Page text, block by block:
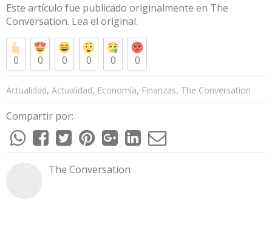
Este artículo fue publicado originalmente en The
Conversation. Lea el original.
0 0 0 0 0 0
Actualidad, Actualidad, Economía, Finanzas, The Conversation
Compartir por:
The Conversation